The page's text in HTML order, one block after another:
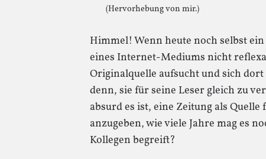
(Hervorhebung von mir.)
Himmel! Wenn heute noch selbst
eines Internet-Mediums nicht
Originalquelle aufsucht und sich dort
denn, sie für seine Leser gleich zu
absurd es ist, eine Zeitung als
anzugeben, wie viele Jahre mag es
Kollegen begreift?